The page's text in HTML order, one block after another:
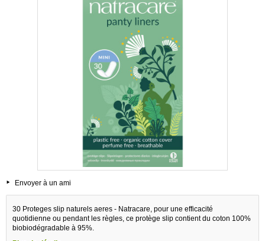
Envoyer à un ami
30 Proteges slip naturels aeres - Natracare, pour une efficacité
quotidienne ou pendant les règles, ce protège slip contient du coton 100%
biobiodégradable à 95%.